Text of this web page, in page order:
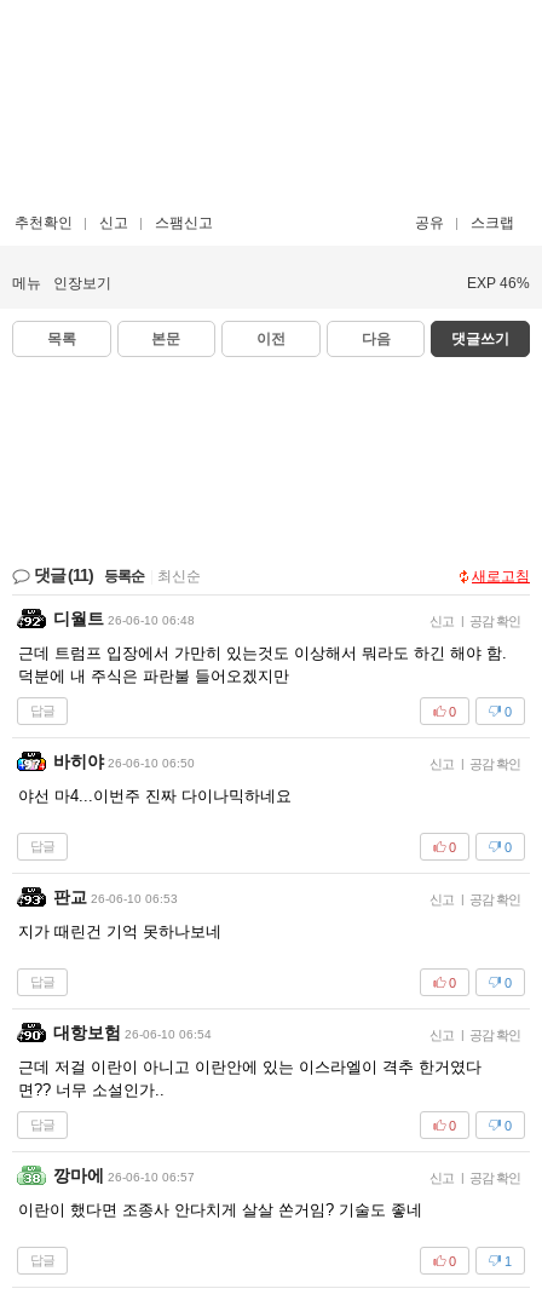
추천확인 신고 스팸신고 공유 스크랩
메뉴 인장보기 EXP 46%
목록 본문 이전 다음 댓글쓰기
댓글(11) 등록순 최신순 새로고침
디월트 26-06-10 06:48 신고 | 공감 확인
근데 트럼프 입장에서 가만히 있는것도 이상해서 뭐라도 하긴 해야 함.
덕분에 내 주식은 파란불 들어오겠지만
답글 0
0
바히야 26-06-10 06:50 신고 | 공감 확인
야선 마4...이번주 진짜 다이나믹하네요
답글 0
0
판교 26-06-10 06:53 신고 | 공감 확인
지가 때린건 기억 못하나보네
답글 0
0
대항보험 26-06-10 06:54 신고 | 공감 확인
근데 저걸 이란이 아니고 이란안에 있는 이스라엘이 격추 한거였다
면?? 너무 소설인가..
답글 0
0
깡마에 26-06-10 06:57 신고 | 공감 확인
이란이 했다면 조종사 안다치게 살살 쏜거임? 기술도 좋네
답글 1
0